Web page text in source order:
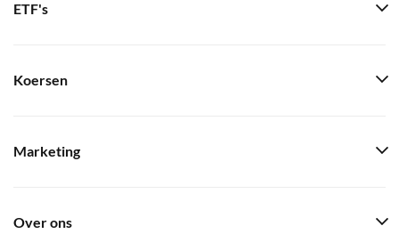
ETF's
Koersen
Marketing
Over ons